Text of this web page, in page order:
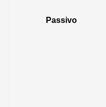
Passivo